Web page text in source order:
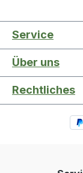
Service
Über uns
Rechtliches